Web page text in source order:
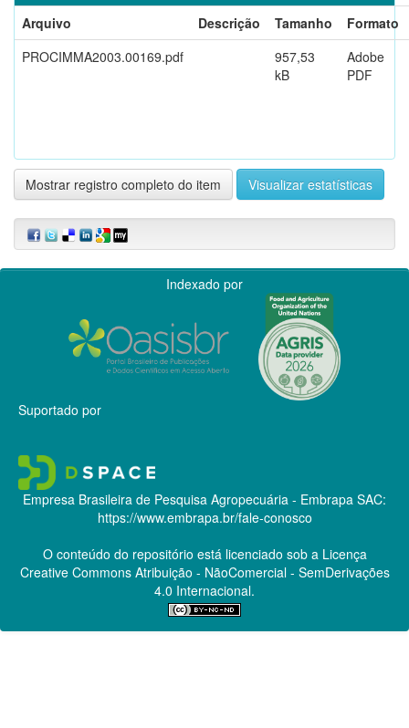
Arquivo
Descrição Tamanho
Formato
PROCIMMA2003.00169.pdf
957,53
kB
Adobe
PDF
Mostrar registro completo do item Visualizar estatísticas
Indexado por
Suportado por
Empresa Brasileira de Pesquisa Agropecuária - Embrapa SAC:
https://www.embrapa.br/fale-conosco
O conteúdo do repositório está licenciado sob a Licença
Creative CommonsAtribuição - NãoComercial - SemDerivações
4.0 Internacional.